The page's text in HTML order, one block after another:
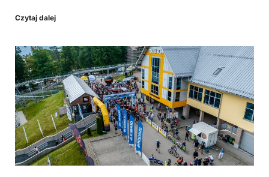
Czytaj dalej